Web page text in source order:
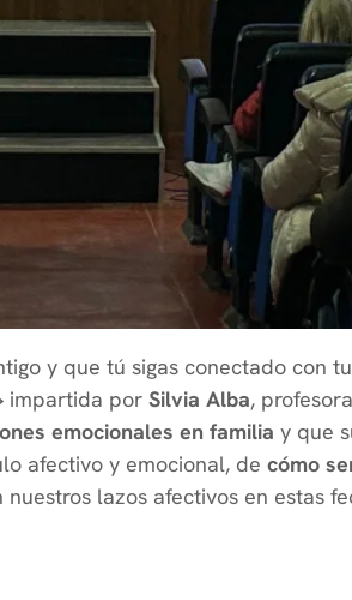
y que tú sigas conectado con
impartida por Silvia Alba,
emocionales en familia y que
afectivo y emocional, de cómo
lazos afectivos en estas